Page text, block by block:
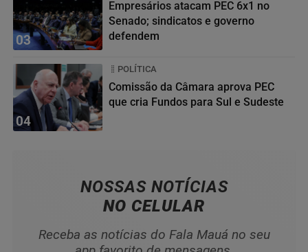
03
Empresários atacam PEC 6x1 no
Senado; sindicatos e governo
defendem
04
POLÍTICA
Comissão da Câmara aprova PEC
que cria Fundos para Sul e Sudeste
NOSSAS NOTÍCIAS
NO CELULAR
Receba as notícias do Fala Mauá no seu